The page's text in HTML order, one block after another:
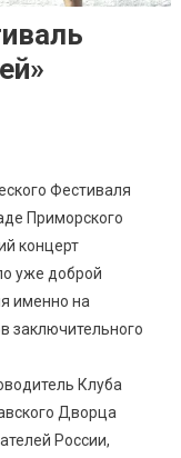
Фестиваля
Приморского
концерт
уже доброй
именно на
заключительного
Клуба
Дворца
России,